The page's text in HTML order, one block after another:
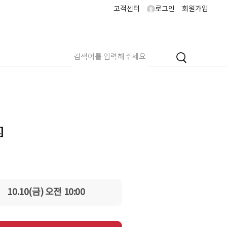
고객센터 로그인 회원가입
안내
10.10(금) 오전 10:00